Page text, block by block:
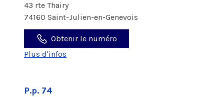
43 rte Thairy
74160 Saint-Julien-en-Genevois
Obtenir le numéro
Plus d'infos
P.p. 74